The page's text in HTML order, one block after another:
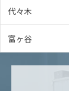
代々木
富ヶ谷